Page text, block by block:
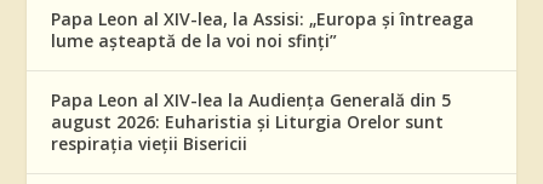
Papa Leon al XIV-lea, la Assisi: „Europa și întreaga
lume așteaptă de la voi noi sfinți”
Papa Leon al XIV-lea la Audiența Generală din 5
august 2026: Euharistia și Liturgia Orelor sunt
respirația vieții Bisericii